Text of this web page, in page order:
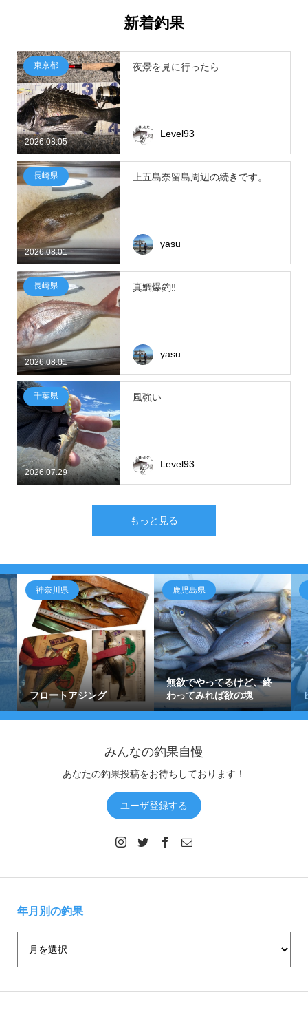
新着釣果
2026.08.05
東京都 夜景を見に行ったら
Level93
2026.08.01
長崎県 上五島奈留島周辺の続きです。
yasu
2026.08.01
長崎県 真鯛爆釣‼
yasu
2026.07.29
千葉県 風強い
Level93
もっと見る
神奈川県
フロートアジング
鹿児島県
無欲でやってるけど、終
わってみれば欲の塊
みんなの釣果自慢
あなたの釣果投稿をお待ちしております！
ユーザ登録する
年月別の釣果